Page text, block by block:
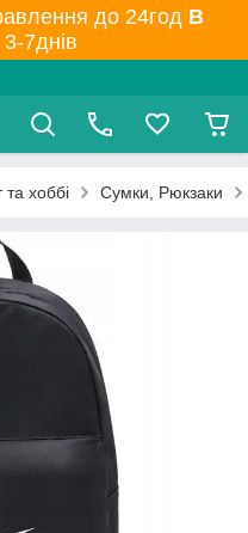
до 24год В
3-7днів
хоббі Сумки, Рюкзаки